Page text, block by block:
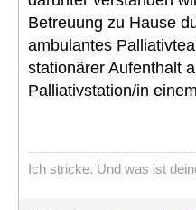
Betreuung zu Hause
ambulantes
stationärer Aufenthalt
Palliativstation/in
Ich stricke. Und was ist